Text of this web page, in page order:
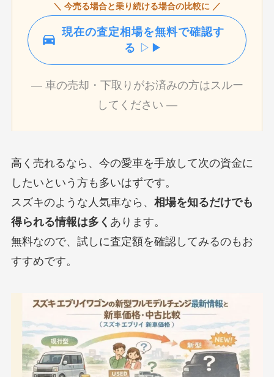
＼ 今売る場合と乗り続ける場合の比較に ／
現在の査定相場を無料で確認す
る ▷▶
― 車の売却・下取りがお済みの方はスルー
してください ―
高く売れるなら、今の愛車を手放して次の資金に
したいという方も多いはずです。
スズキのような人気車なら、 相場を知るだけでも
得られる情報は多く あります。
無料なので、試しに査定額を確認してみるのもお
すすめです。